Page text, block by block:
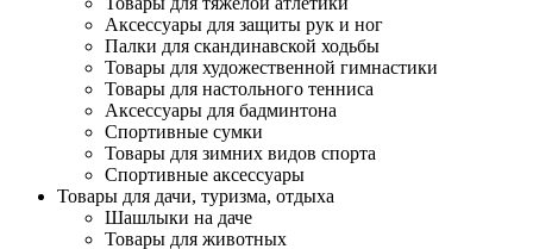
Аксессуары для защиты рук и ног
Палки для скандинавской ходьбы
Товары для художественной гимнастики
Товары для настольного тенниса
Аксессуары для бадминтона
Спортивные сумки
Товары для зимних видов спорта
Спортивные аксессуары
Товары для дачи, туризма, отдыха
Шашлыки на даче
Товары для животных